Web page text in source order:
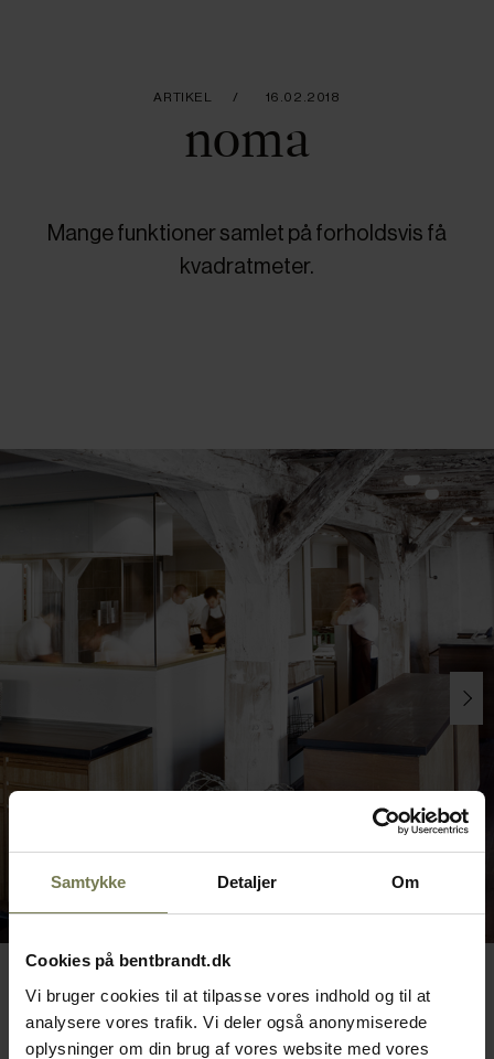
Samtykke Detaljer Om
Cookies på bentbrandt.dk
Vi bruger cookies til at tilpasse vores indhold og til at
analysere vores trafik. Vi deler også anonymiserede
oplysninger om din brug af vores website med vores
ARTIKEL 16.02.2018
noma
Mange funktioner samlet på forholdsvis få
kvadratmeter.